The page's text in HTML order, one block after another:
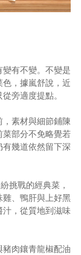
有不變。不變是
，據嵐舒說，近
旁適度提點。
素材與細節鋪陳
部分不免略覺若
幾道依然留下深
挑戰的經典菜，
、鴨肝與上好黑
，從質地到滋味
肉鑲青龍椒配油